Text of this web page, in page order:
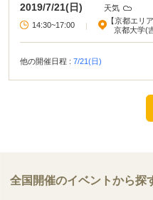
2019/7/21(日)
天気
14:30~17:00
|
【京都エリア
京都大学(
他の開催日程 : 7/21(日)
全国開催のイベントから探